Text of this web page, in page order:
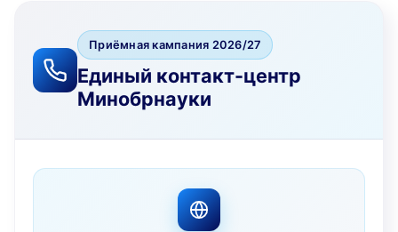
Приёмная кампания 2026/27
Единый контакт-центр
Минобрнауки